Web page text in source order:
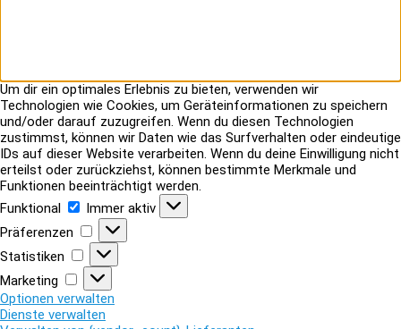
Um dir ein optimales Erlebnis zu bieten, verwenden wir
Technologien wie Cookies, um Geräteinformationen zu speichern
und/oder darauf zuzugreifen. Wenn du diesen Technologien
zustimmst, können wir Daten wie das Surfverhalten oder eindeutige
IDs auf dieser Website verarbeiten. Wenn du deine Einwilligung nicht
erteilst oder zurückziehst, können bestimmte Merkmale und
Funktionen beeinträchtigt werden.
Funktional
Funktional
Immer aktiv
Präferenzen
Präferenzen
Statistiken
Statistiken
Marketing
Marketing
Optionen verwalten
Dienste verwalten